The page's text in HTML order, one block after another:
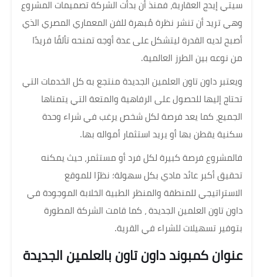
سيتي إيدج العقارية، فمنذ أن بدأت الشركة تصميمات المشروع
وهي تريد أن تنشر نظرة مُبهرة للفن المعماري المصري الذي
أصبح لديه القدرة ليتشكل على عدة أوجه تمنحه تألقًا فريدًا
من نوعه بين الطرز العالمية.
ويعتبر داون تاون العلمين الجديدة منتجع به كل الخدمات التي
تحتاج إليها للحصول على الرفاهية والمتعة التي يتمناها
الجميع، كما يعد فرصة لكل شخص يرغب في شراء وحدة
سكنية يقطن بها أو يريد استثمار أمواله بها.
فالمشروع فرصة كبيرة لكل فرد أو مستثمر، حيث يمكنه
تحقيق أكبر عائد مادي بكل سهولة؛ نظرًا للموقع
الاستراتيجي للمنطقة والمنظر الطبية الخلابة الموجودة في
داون تاون العلمين الجديدة ، كما قامت الشركة المطورة
بتوفير تسهيلات للشراء في القرية.
عنوان كمبوند داون تاون بالعلمين الجديدة